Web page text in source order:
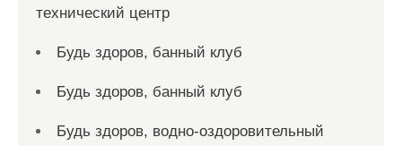
технический центр
Будь здоров, банный клуб
Будь здоров, банный клуб
Будь здоров, водно-оздоровительный